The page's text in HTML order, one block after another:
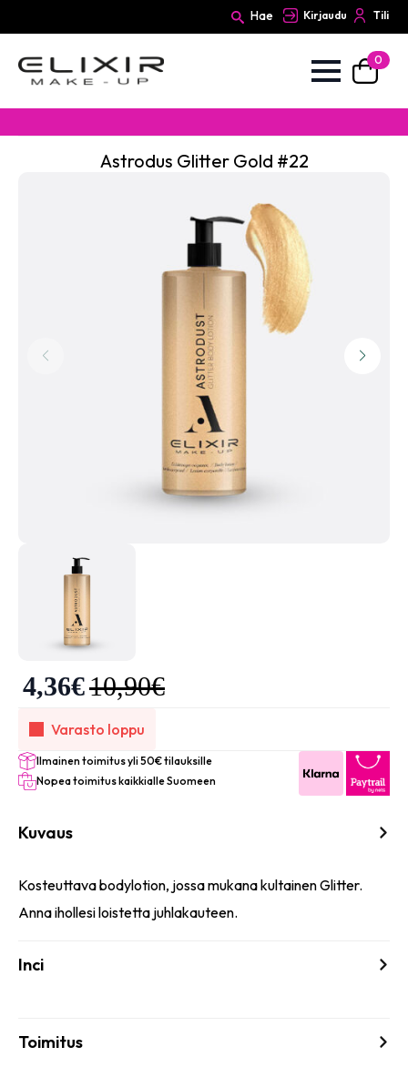
Hae Kirjaudu Tili
0
Astrodus Glitter Gold #22
10,90€
4,36€
Varasto loppu
Ilmainen toimitus yli 50€ tilauksille
Nopea toimitus kaikkialle Suomeen
Kuvaus
Kosteuttava bodylotion, jossa mukana kultainen Glitter.
Anna ihollesi loistetta juhlakauteen.
Inci
Toimitus